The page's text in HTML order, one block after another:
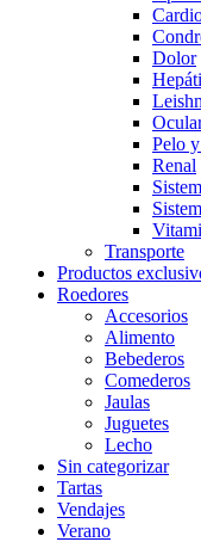
Dolor
Pelo
Renal
Transporte
Productos
Roedores
Accesorios
Alimento
Bebederos
Comederos
Jaulas
Juguetes
Lecho
Sin categorizar
Tartas
Vendajes
Verano